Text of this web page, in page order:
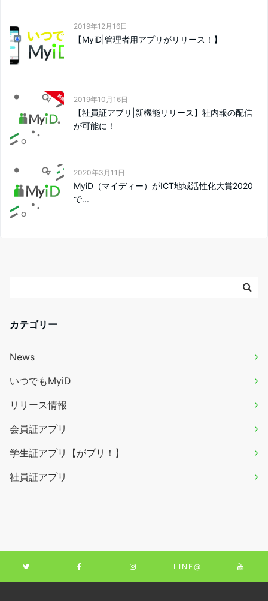
2019年12月16日
【MyiD|管理者用アプリがリリース！】
2019年10月16日
【社員証アプリ|新機能リリース】社内報の配信
が可能に！
2020年3月11日
MyiD（マイディー）がICT地域活性化大賞2020
で...
カテゴリー
News
いつでもMyiD
リリース情報
会員証アプリ
学生証アプリ【がプリ！】
社員証アプリ
LINE@